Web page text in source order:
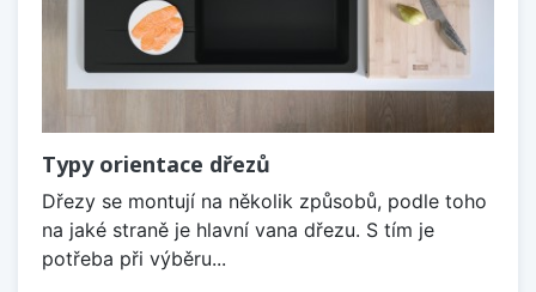
Typy orientace dřezů
Dřezy se montují na několik způsobů, podle toho
na jaké straně je hlavní vana dřezu. S tím je
potřeba při výběru...